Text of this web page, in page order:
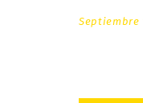
Septiembre